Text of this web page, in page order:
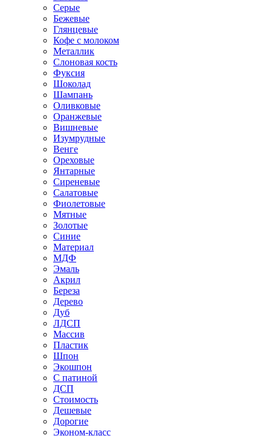
Серые
Бежевые
Глянцевые
Кофе с молоком
Металлик
Слоновая кость
Фуксия
Шоколад
Шампань
Оливковые
Оранжевые
Вишневые
Изумрудные
Венге
Ореховые
Янтарные
Сиреневые
Салатовые
Фиолетовые
Мятные
Золотые
Синие
Материал
МДФ
Эмаль
Акрил
Береза
Дерево
Дуб
ЛДСП
Массив
Пластик
Шпон
Экошпон
С патиной
ДСП
Стоимость
Дешевые
Дорогие
Эконом-класс